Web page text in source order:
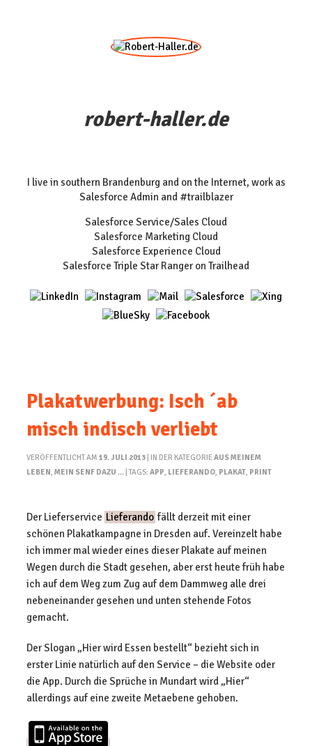
robert-haller.de
I live in southern Brandenburg and on the Internet, work as
Salesforce Admin and #trailblazer
Salesforce Service/Sales Cloud
Salesforce Marketing Cloud
Salesforce Experience Cloud
Salesforce Triple Star Ranger on Trailhead
Plakatwerbung: Isch ´ab
misch indisch verliebt
VERÖFFENTLICHT AM 19. JULI 2013 | IN DER KATEGORIEAUS MEINEM
LEBEN, MEIN SENF DAZU ... | TAGS: APP, LIEFERANDO, PLAKAT, PRINT
Der Lieferservice Lieferando fällt derzeit mit einer
schönen Plakatkampagne in Dresden auf. Vereinzelt habe
ich immer mal wieder eines dieser Plakate auf meinen
Wegen durch die Stadt gesehen, aber erst heute früh habe
ich auf dem Weg zum Zug auf dem Dammweg alle drei
nebeneinander gesehen und unten stehende Fotos
gemacht.
Der Slogan „Hier wird Essen bestellt“ bezieht sich in
erster Linie natürlich auf den Service – die Website oder
die App. Durch die Sprüche in Mundart wird „Hier“
allerdings auf eine zweite Metaebene gehoben.